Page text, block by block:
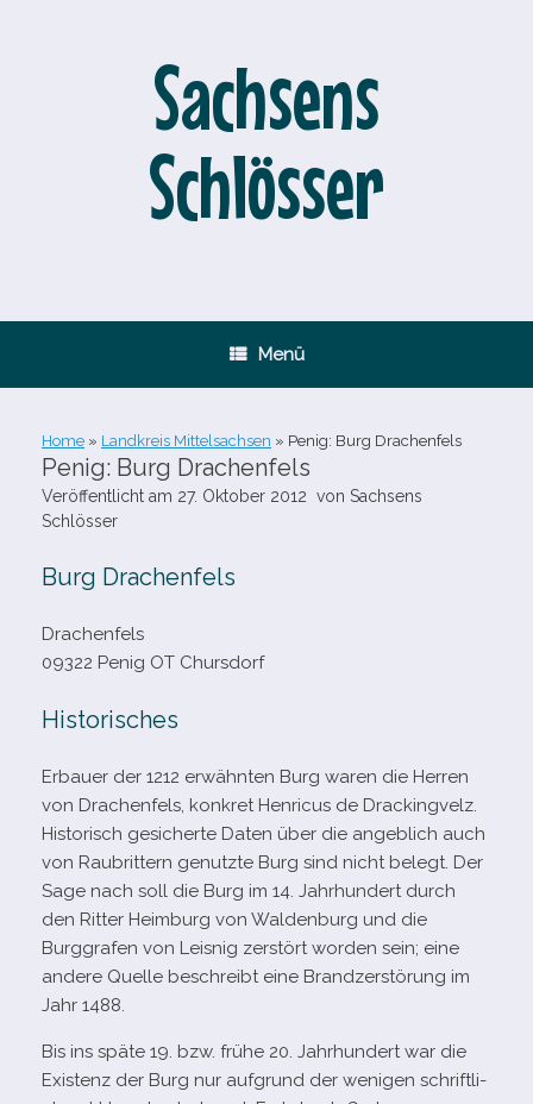
Sachsens
Schlösser
Menü
Home » Landkreis Mittelsachsen » Penig: Burg Drachenfels
Penig: Burg Drachenfels
Veröffentlicht am 27. Oktober 2012 von Sachsens
Schlösser
Burg Drachenfels
Drachenfels
09322 Penig OT Chursdorf
Historisches
Erbauer der 1212 erwähn­ten Burg waren die Herren
von Drachenfels, kon­kret Henricus de Drackingvelz.
Historisch gesi­cherte Daten über die angeb­lich auch
von Raubrittern genutzte Burg sind nicht belegt. Der
Sage nach soll die Burg im 14. Jahrhundert durch
den Ritter Heimburg von Waldenburg und die
Burggrafen von Leisnig zer­stört wor­den sein; eine
andere Quelle beschreibt eine Brandzerstörung im
Jahr 1488.
Bis ins späte 19. bzw. frühe 20. Jahrhundert war die
Existenz der Burg nur auf­grund der weni­gen schrift­li­